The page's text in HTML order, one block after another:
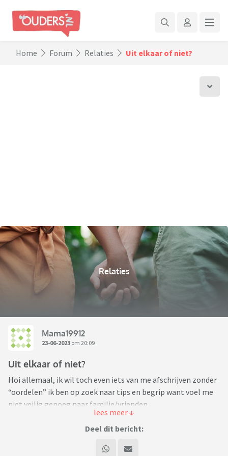
Home Forum Relaties Uit elkaar of niet?
Relaties
Mama19912
23-06-2023 om 20:09
Uit elkaar of niet?
Hoi allemaal, ik wil toch even iets van me afschrijven zonder
“oordelen” ik ben op zoek naar tips en begrip want voel me
niet veilig genoeg naar familie/vrienden.
mijn man en ik zijn nu bijna 7 jaar samen. SMOOR verliefd
denk andersom ook. Nu samen een mooi vrijstaand huis en
Deel dit bericht: